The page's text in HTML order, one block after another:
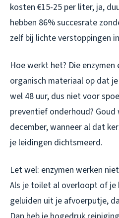
kosten €15-25 per liter, ja,
hebben 86% succesrate
zelf bij lichte verstoppingen
Hoe werkt het? Die
organisch materiaal op dat
wel 48 uur, dus niet voor
preventief onderhoud? Goud
december, wanneer al dat
je leidingen dichtsmeerd.
Let wel: enzymen werken
Als je toilet al overloopt of
geluiden uit je afvoerputje,